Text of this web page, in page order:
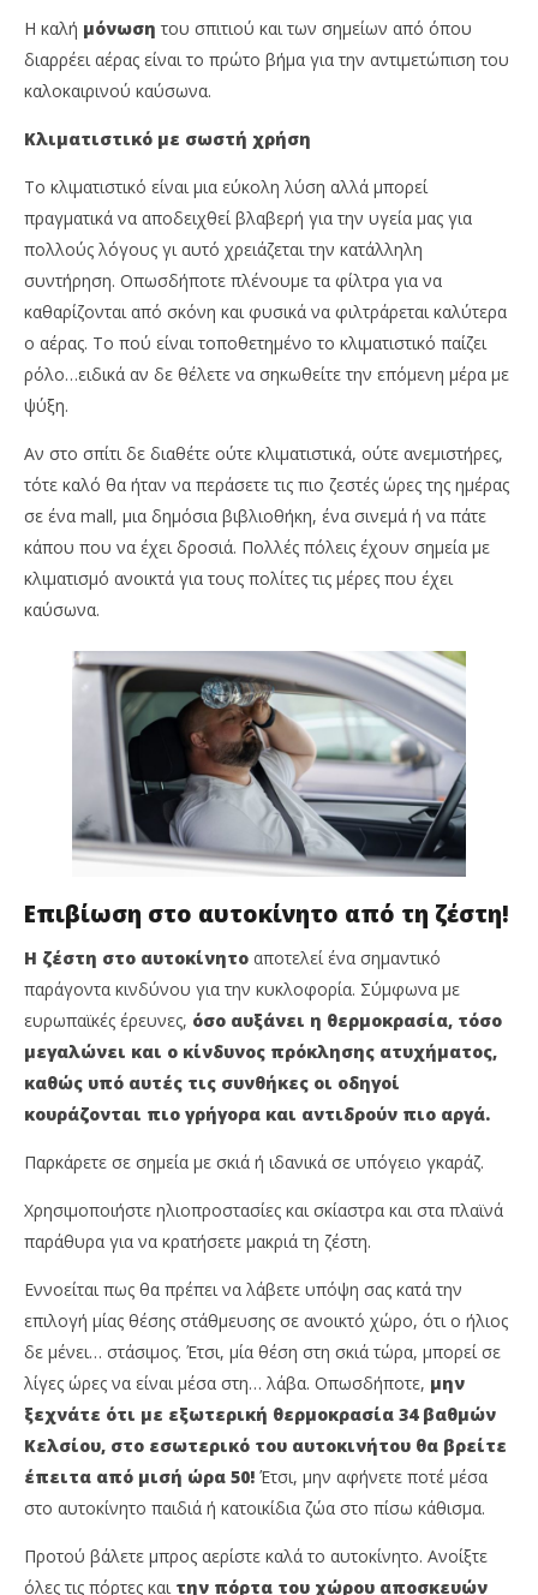
Η καλή μόνωση του σπιτιού και των σημείων από όπου
διαρρέει αέρας είναι το πρώτο βήμα για την αντιμετώπιση του
καλοκαιρινού καύσωνα.
Κλιματιστικό με σωστή χρήση
Το κλιματιστικό είναι μια εύκολη λύση αλλά μπορεί
πραγματικά να αποδειχθεί βλαβερή για την υγεία μας για
πολλούς λόγους γι αυτό χρειάζεται την κατάλληλη
συντήρηση. Οπωσδήποτε πλένουμε τα φίλτρα για να
καθαρίζονται από σκόνη και φυσικά να φιλτράρεται καλύτερα
ο αέρας. Το πού είναι τοποθετημένο το κλιματιστικό παίζει
ρόλο…ειδικά αν δε θέλετε να σηκωθείτε την επόμενη μέρα με
ψύξη.
Αν στο σπίτι δε διαθέτε ούτε κλιματιστικά, ούτε ανεμιστήρες,
τότε καλό θα ήταν να περάσετε τις πιο ζεστές ώρες της ημέρας
σε ένα mall, μια δημόσια βιβλιοθήκη, ένα σινεμά ή να πάτε
κάπου που να έχει δροσιά. Πολλές πόλεις έχουν σημεία με
κλιματισμό ανοικτά για τους πολίτες τις μέρες που έχει
καύσωνα.
Επιβίωση στο αυτοκίνητο από τη ζέστη!
Η ζέστη στο αυτοκίνητο αποτελεί ένα σημαντικό
παράγοντα κινδύνου για την κυκλοφορία. Σύμφωνα με
ευρωπαϊκές έρευνες, όσο αυξάνει η θερμοκρασία, τόσο
μεγαλώνει και ο κίνδυνος πρόκλησης ατυχήματος,
καθώς υπό αυτές τις συνθήκες οι οδηγοί
κουράζονται πιο γρήγορα και αντιδρούν πιο αργά.
Παρκάρετε σε σημεία με σκιά ή ιδανικά σε υπόγειο γκαράζ.
Χρησιμοποιήστε ηλιοπροστασίες και σκίαστρα και στα πλαϊνά
παράθυρα για να κρατήσετε μακριά τη ζέστη.
Εννοείται πως θα πρέπει να λάβετε υπόψη σας κατά την
επιλογή μίας θέσης στάθμευσης σε ανοικτό χώρο, ότι ο ήλιος
δε μένει… στάσιμος. Έτσι, μία θέση στη σκιά τώρα, μπορεί σε
λίγες ώρες να είναι μέσα στη… λάβα. Οπωσδήποτε, μην
ξεχνάτε ότι με εξωτερική θερμοκρασία 34 βαθμών
Κελσίου, στο εσωτερικό του αυτοκινήτου θα βρείτε
έπειτα από μισή ώρα 50! Έτσι, μην αφήνετε ποτέ μέσα
στο αυτοκίνητο παιδιά ή κατοικίδια ζώα στο πίσω κάθισμα.
Προτού βάλετε μπρος αερίστε καλά το αυτοκίνητο. Ανοίξτε
όλες τις πόρτες και την πόρτα του χώρου αποσκευών